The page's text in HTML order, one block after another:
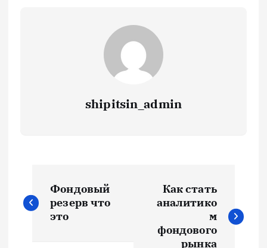
shipitsin_admin
а
Фондовый
резерв что
это
Как стать
аналитико
м
фондового
рынка